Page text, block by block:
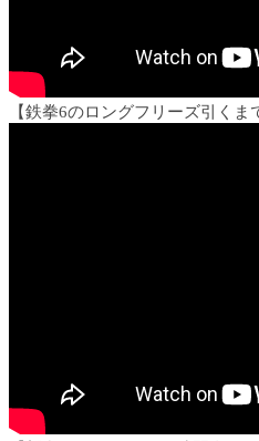
【鉄拳6のロングフリーズ引くま